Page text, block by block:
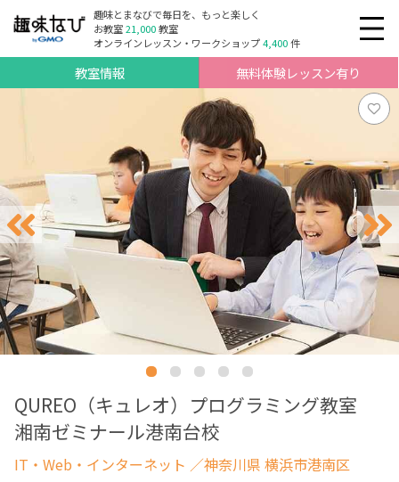
趣味とまなびで毎日を、もっと楽しく
お教室21,000教室
オンラインレッスン・ワークショップ4,400件
教室情報 無料体験レッスン有り
QUREO（キュレオ）プログラミング教室
湘南ゼミナール港南台校
IT・Web・インターネット ／神奈川県 横浜市港南区